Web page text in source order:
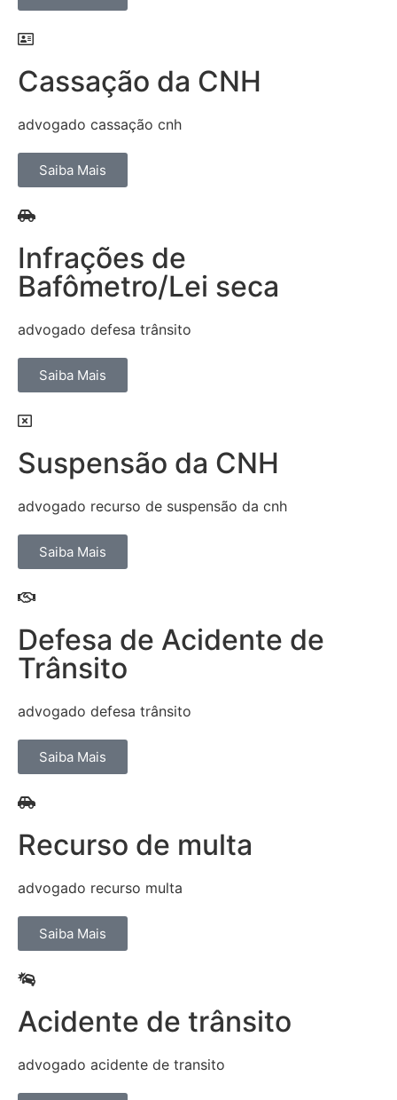
Cassação da CNH
advogado cassação cnh
Saiba Mais
Infrações de
Bafômetro/Lei seca
advogado defesa trânsito
Saiba Mais
Suspensão da CNH
advogado recurso de suspensão da cnh
Saiba Mais
Defesa de Acidente de
Trânsito
advogado defesa trânsito
Saiba Mais
Recurso de multa
advogado recurso multa
Saiba Mais
Acidente de trânsito
advogado acidente de transito